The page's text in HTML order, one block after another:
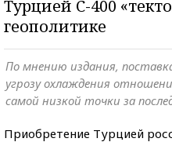
Турцией С-400
геополитике
По мнению издания,
угрозу охлаждения
самой низкой точки за
Приобретение Турцией